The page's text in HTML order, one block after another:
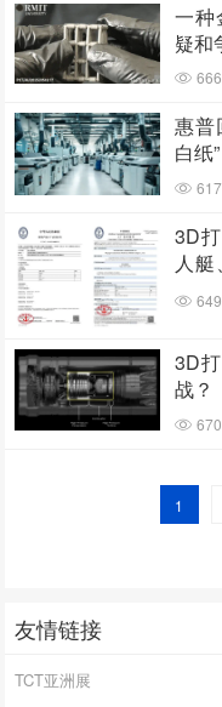
一种
疑和
666
惠普
白纸
617
3D
人
报道
649
3D
战？
670
1
友情链接
TCT亚洲展